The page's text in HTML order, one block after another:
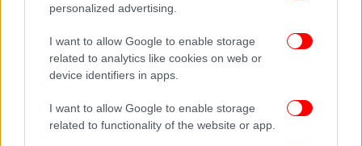
personalized advertising.
I want to allow Google to enable storage
related to analytics like cookies on web or
device identifiers in apps.
I want to allow Google to enable storage
related to functionality of the website or app.